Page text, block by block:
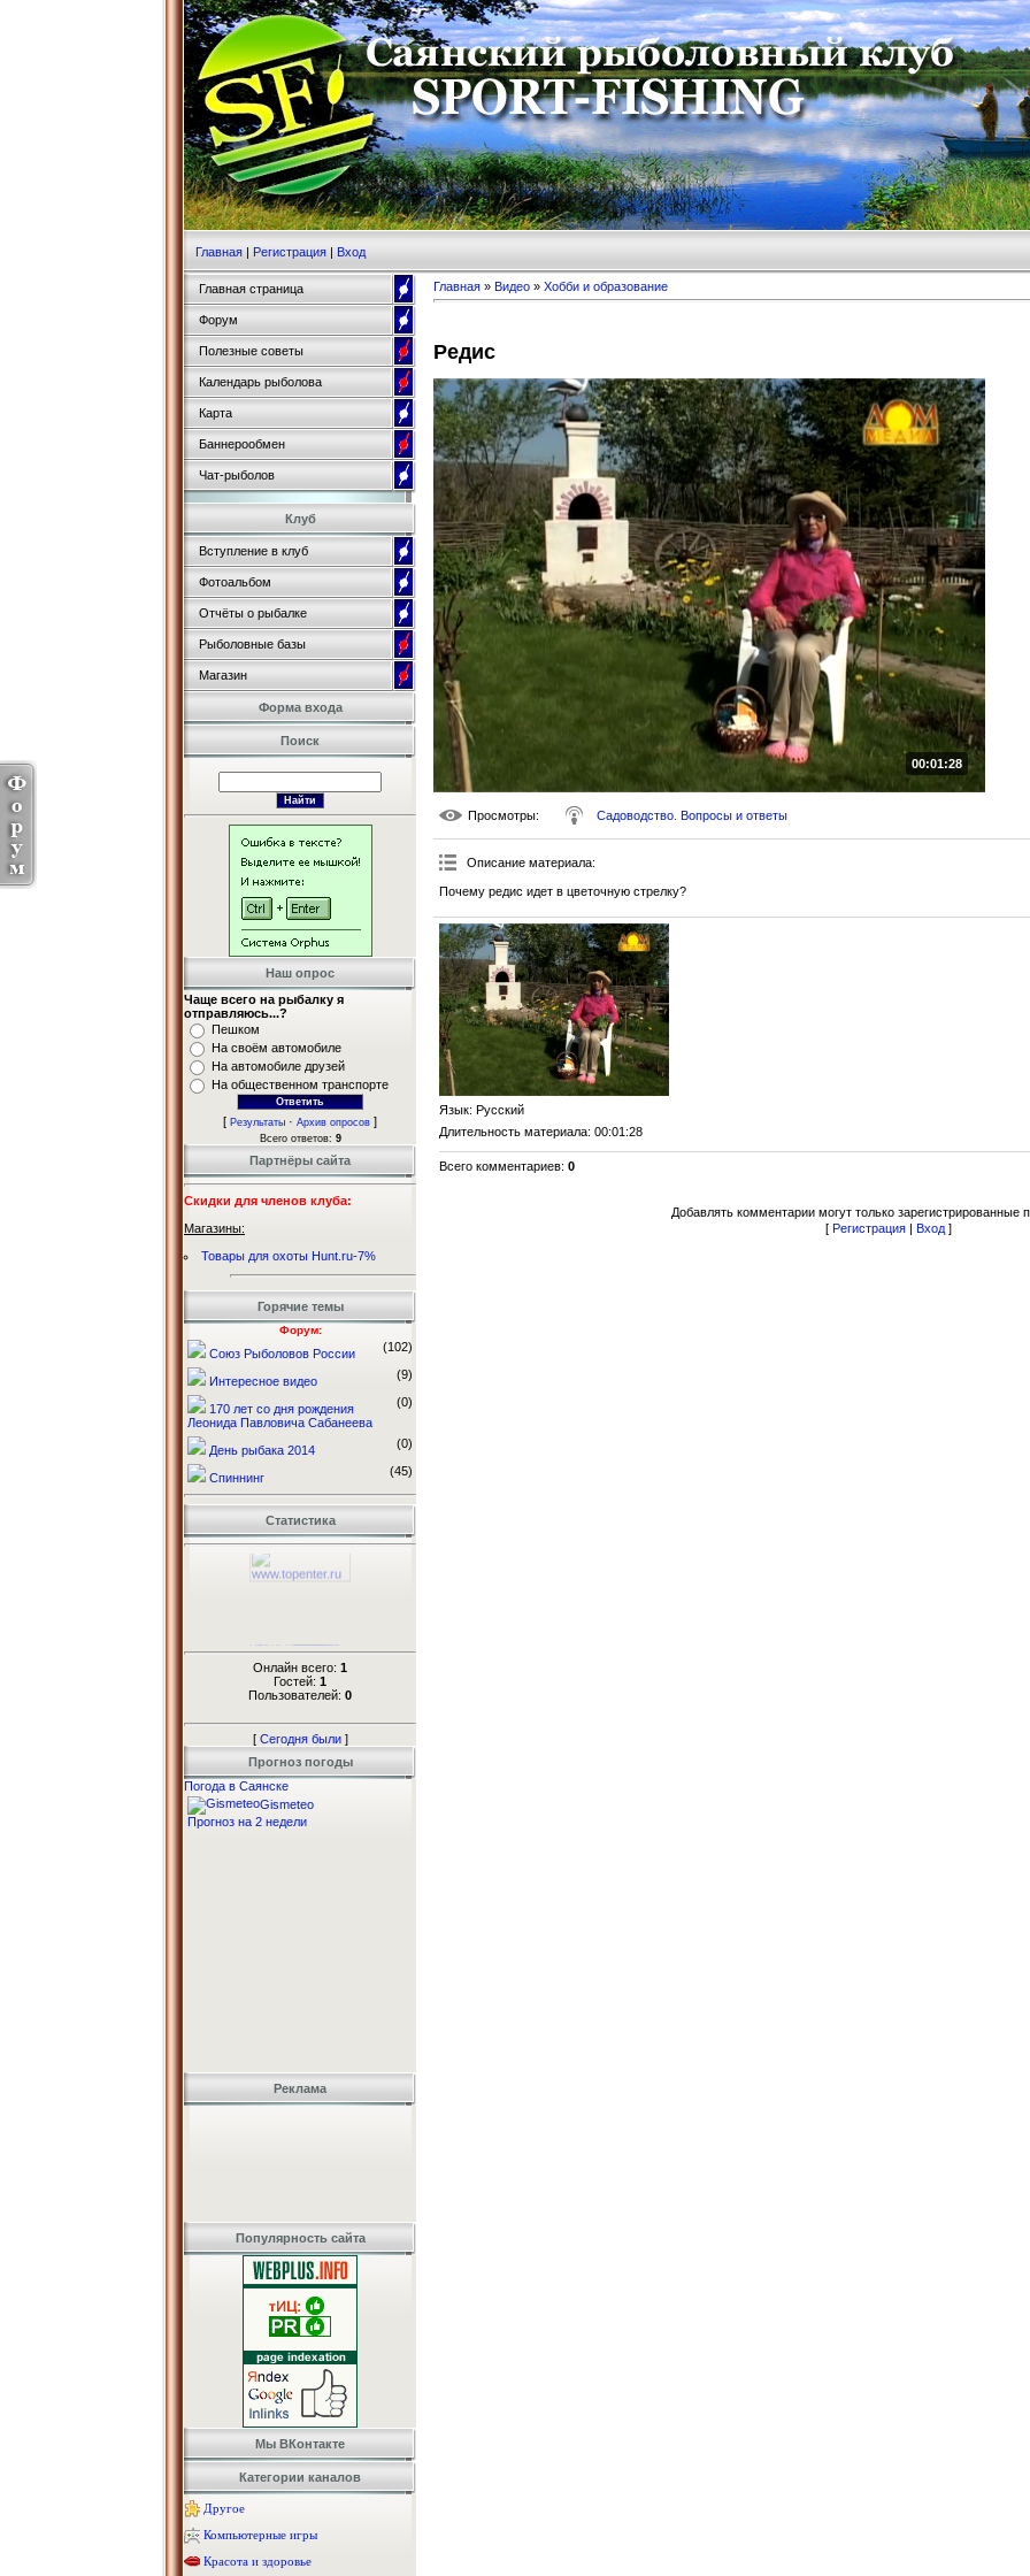
Главная | Регистрация | Вход
Главная страница
Форум
Полезные советы
Календарь рыболова
Карта
Баннерообмен
Чат-рыболов
Клуб
Вступление в клуб
Фотоальбом
Отчёты о рыбалке
Рыболовные базы
Магазин
Форма входа
Поиск
Наш опрос
Чаще всего на рыбалку я
отправляюсь...?
Пешком
На своём автомобиле
На автомобиле друзей
На общественном транспорте
[ Результаты · Архив опросов ]
Всего ответов: 9
Партнёры сайта
Скидки для членов клуба:
Магазины:
Товары для охоты Hunt.ru-7%
Горячие темы
Форум:
Союз Рыболовов России (102)
Интересное видео (9)
170 лет со дня рождения
Леонида Павловича Сабанеева
(0)
День рыбака 2014 (0)
Спиннинг (45)
Статистика
Онлайн всего: 1
Гостей: 1
Пользователей: 0
[ Сегодня были]
Прогноз погоды
Погода в Саянске
Gismeteo
Прогноз на 2 недели
Реклама
Популярность сайта
Мы ВКонтакте
Категории каналов
Другое
Компьютерные игры
Красота и здоровье
Главная » Видео » Хобби и образование
Редис
00:01:28
Просмотры: Садоводство. Вопросы и ответы
Описание материала:
Почему редис идет в цветочную стрелку?
Язык: Русский
Длительность материала: 00:01:28
Всего комментариев: 0
Добавлять комментарии могут только зарегистрированные
[ Регистрация | Вход ]